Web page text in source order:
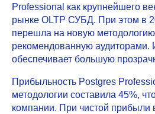
Professional как крупнейшего
рынке OLTP СУБД. При этом в
перешла на новую методологию
рекомендованную аудиторами.
обеспечивает большую
Прибыльность Postgres
методологии составила 45%,
компании. При чистой прибыли